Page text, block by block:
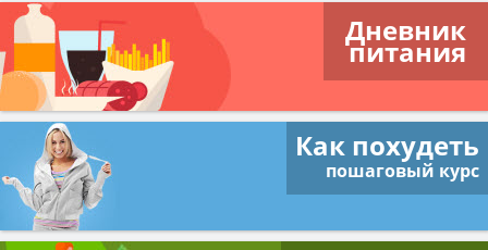
Дневник
питания
Как похудеть
пошаговый курс